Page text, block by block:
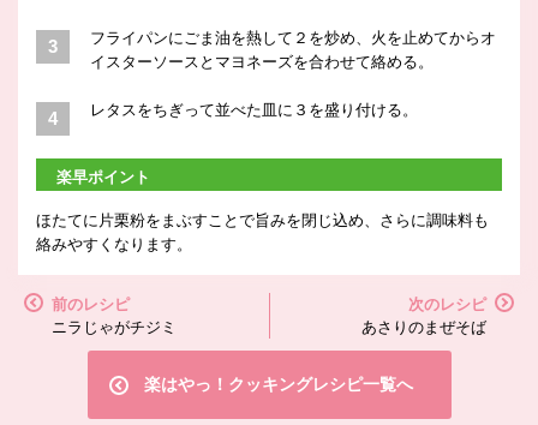
フライパンにごま油を熱して２を炒め、火を止めてからオ
イスターソースとマヨネーズを合わせて絡める。
レタスをちぎって並べた皿に３を盛り付ける。
楽早ポイント
ほたてに片栗粉をまぶすことで旨みを閉じ込め、さらに調味料も
絡みやすくなります。
前のレシピ
ニラじゃがチジミ
次のレシピ
あさりのまぜそば
楽はやっ！クッキングレシピ一覧へ